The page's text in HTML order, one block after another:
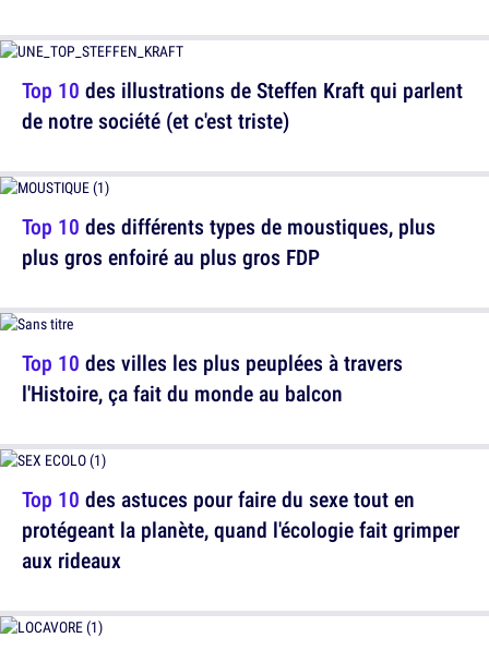
Top 10 des illustrations de Steffen Kraft qui parlent
de notre société (et c'est triste)
Top 10 des villes les plus peuplées à travers
l'Histoire, ça fait du monde au balcon
Top 10 des différents types de moustiques, plus
plus gros enfoiré au plus gros FDP
Top 10 des astuces pour faire du sexe tout en
protégeant la planète, quand l'écologie fait grimper
aux rideaux